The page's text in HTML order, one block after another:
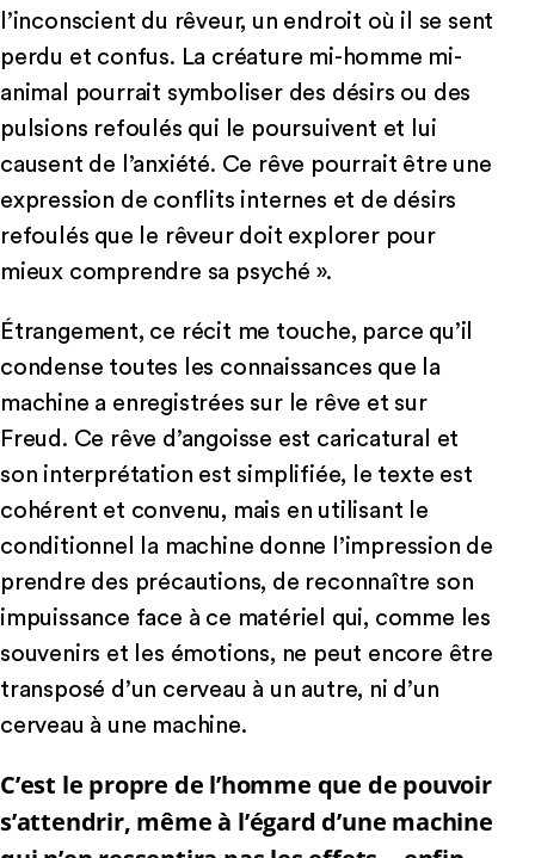
l’inconscient du rêveur, un endroit où il se sent
perdu et confus. La créature mi-homme mi-
animal pourrait symboliser des désirs ou des
pulsions refoulés qui le poursuivent et lui
causent de l’anxiété. Ce rêve pourrait être une
expression de conflits internes et de désirs
refoulés que le rêveur doit explorer pour
mieux comprendre sa psyché ».
Étrangement, ce récit me touche, parce qu’il
condense toutes les connaissances que la
machine a enregistrées sur le rêve et sur
Freud. Ce rêve d’angoisse est caricatural et
son interprétation est simplifiée, le texte est
cohérent et convenu, mais en utilisant le
conditionnel la machine donne l’impression de
prendre des précautions, de reconnaître son
impuissance face à ce matériel qui, comme les
souvenirs et les émotions, ne peut encore être
transposé d’un cerveau à un autre, ni d’un
cerveau à une machine.
C’est le propre de l’homme que de pouvoir
s’attendrir, même à l’égard d’une machine